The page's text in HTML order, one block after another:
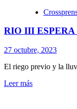
RIO III
27 octubre, 2023
El riego previo y la
Leer más